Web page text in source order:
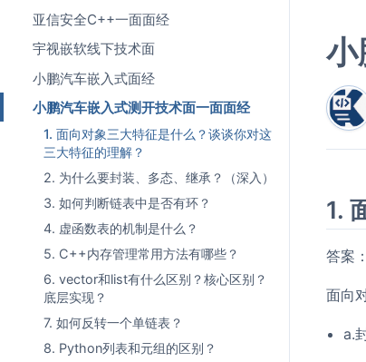
亚信安全C++一面面经
宇视嵌软线下技术面
小鹏汽车嵌入式面经
小鹏汽车嵌入式测开技术面一面面经
1. 面向对象三大特征是什么？谈谈你对这
三大特征的理解？
2. 为什么要封装、多态、继承？（深入）
3. 如何判断链表中是否有环？
4. 虚函数表的机制是什么？
5. C++内存管理常用方法有哪些？
6. vector和list有什么区别？核心区别？
底层实现？
7. 如何反转一个单链表？
8. Python列表和元组的区别？
小
1.
答案：
面向
a.